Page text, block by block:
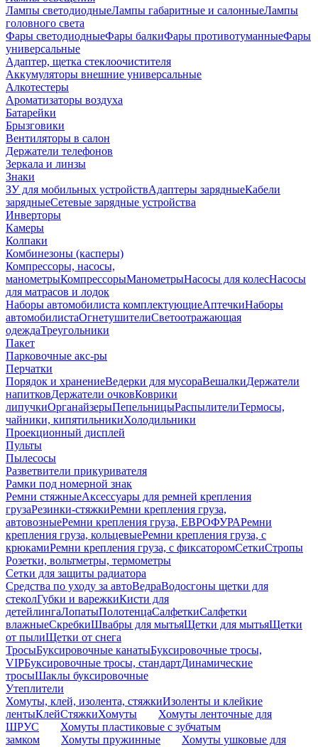
Лампы светодиодныеЛампы габаритные и салонныеЛампы
головного света
Фары светодиодныеФары балкиФары противотуманныеФары
универсальные
Адаптер, щетка стеклоочистителя
Аккумуляторы внешние универсальные
Алкотестеры
Ароматизаторы воздуха
Батарейки
Брызговики
Вентиляторы в салон
Держатели телефонов
Зеркала и линзы
Знаки
ЗУ для мобильных устройствАдаптеры зарядныеКабели
зарядныеСетевые зарядные устройства
Инверторы
Камеры
Колпаки
Комбинезоны (касперы)
Компрессоры, насосы,
манометрыКомпрессорыМанометрыНасосы для колесНасосы
для матрасов и лодок
Наборы автомобилиста комплектующиеАптечкиНаборы
автомобилистаОгнетушителиСветоотражающая
одеждаТреугольники
Пакет
Парковочные акс-ры
Перчатки
Порядок и хранениеВедерки для мусораВешалкиДержатели
напитковДержатели очковКоврики
липучкиОрганайзерыПепельницыРаспылителиТермосы,
чайники, кипятильникиХолодильники
Проекционный дисплей
Пульты
Пылесосы
Разветвители прикуривателя
Рамки под номерной знак
Ремни стяжныеАксессуары для ремней крепления
грузаРезинки-стяжкиРемни крепления груза,
автовозныеРемни крепления груза, ЕВРОФУРАРемни
крепления груза, кольцевыеРемни крепления груза, с
крюкамиРемни крепления груза, с фиксаторомСеткиСтропы
Розетки, вольтметры, термометры
Сетки для защиты радиатора
Средства по уходу за автоВедраВодосгоны щетки для
стеколГубки и варежкиКисти для
детейлингаЛопатыПолотенцаСалфеткиСалфетки
влажныеСкребкиШвабры для мытьяЩетки для мытьяЩетки
от пылиЩетки от снега
ТросыБуксировочные канатыБуксировочные тросы,
VIPБуксировочные тросы, стандартДинамические
тросыШаклы буксировочные
Утеплители
Хомуты, клей, изолента, стяжкиИзоленты и клейкие
лентыКлейСтяжкиХомуты
Хомуты ленточные для
ШРУС
Хомуты пластиковые с зубчатым
замком
Хомуты пружинные
Хомуты ушковые для